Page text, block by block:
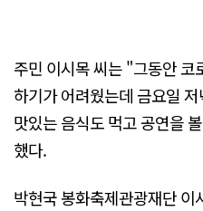
주민 이시목 씨는 "그동안 코
하기가 어려웠는데 금요일
맛있는 음식도 먹고 공연을
했다.
박현국 봉화축제관광재단